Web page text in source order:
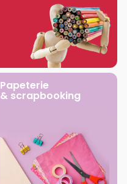
Papeterie
& scrapbooking